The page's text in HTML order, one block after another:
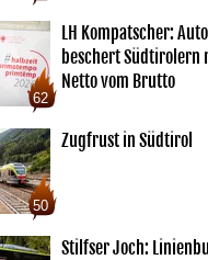
62
LH Kompatscher:
beschert Südtirolern
Netto vom Brutto
50
Zugfrust in Südtirol
Stilfser Joch: